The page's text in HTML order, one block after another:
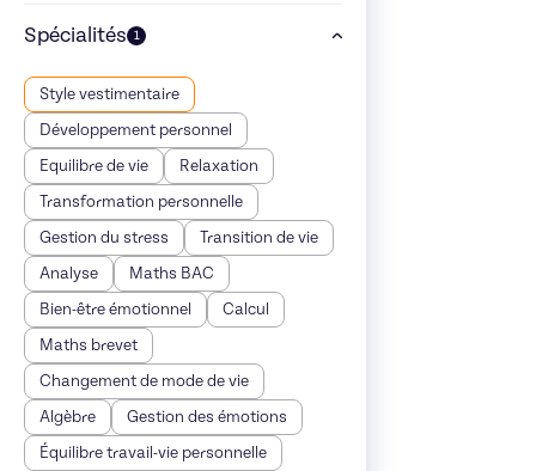
Spécialités 1
Style vestimentaire
Développement personnel
Equilibre de vie
Relaxation
Transformation personnelle
Gestion du stress
Transition de vie
Analyse
Maths BAC
Bien-être émotionnel
Calcul
Maths brevet
Changement de mode de vie
Algèbre
Gestion des émotions
Équilibre travail-vie personnelle